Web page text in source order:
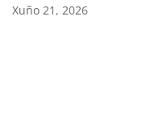
Xuño 21, 2026